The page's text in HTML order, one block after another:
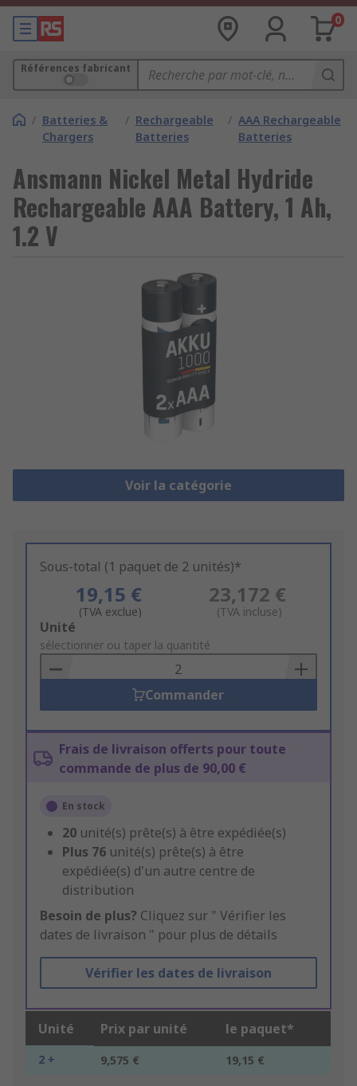
0
Références fabricant
/ Batteries &
Chargers
/ Rechargeable
Batteries
/ AAA Rechargeable
Batteries
Ansmann Nickel Metal Hydride
Rechargeable AAA Battery, 1 Ah,
1.2 V
Voir la catégorie
Sous-total (1 paquet de 2 unités)*
19,15 €
(TVA exclue)
23,172 €
(TVA incluse)
Add
to
Basket
Unité
sélectionner ou taper la quantité
Commander
Frais de livraison offerts pour toute
commande de plus de 90,00 €
En stock
20 unité(s) prête(s) à être expédiée(s)
Plus 76 unité(s) prête(s) à être
expédiée(s) d'un autre centre de
distribution
Besoin de plus? Cliquez sur " Vérifier les
dates de livraison " pour plus de détails
Vérifier les dates de livraison
Unité Prix par unité le paquet*
2 + 9,575 € 19,15 €